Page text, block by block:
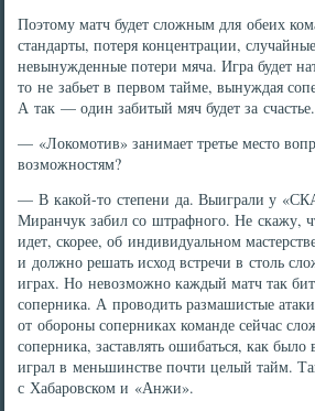
Поэтому матч будет сложным для обеих
стандарты, потеря концентрации,
невынужденные потери мяча. Игра будет
то не забьет в первом тайме, вынуждая
А так — один забитый мяч будет за счастье.
— «Локомотив» занимает третье место
возможностям?
— В какой-то степени да. Выиграли у
Миранчук забил со штрафного. Не скажу,
идет, скорее, об индивидуальном
и должно решать исход встречи в столь
играх. Но невозможно каждый матч так
соперника. А проводить размашистые
от обороны соперниках команде сейчас
соперника, заставлять ошибаться, как
играл в меньшинстве почти целый тайм.
с Хабаровском и «Анжи».